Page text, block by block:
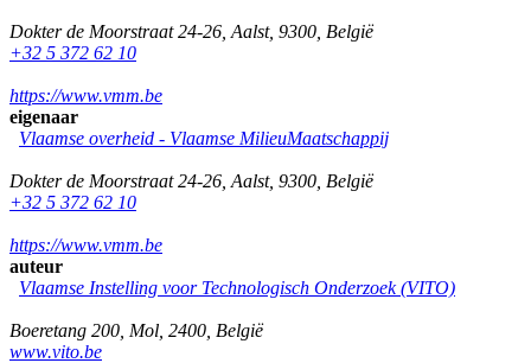
Dokter de Moorstraat 24-26 Aalst, 9300 België
+32 5 372 62 10
https://www.vmm.be
eigenaar
Vlaamse overheid - Vlaamse MilieuMaatschappij
Dokter de Moorstraat 24-26 Aalst, 9300 België
+32 5 372 62 10
https://www.vmm.be
auteur
Vlaamse Instelling voor Technologisch Onderzoek (VITO)
Boeretang 200 Mol 2400 België
www.vito.be